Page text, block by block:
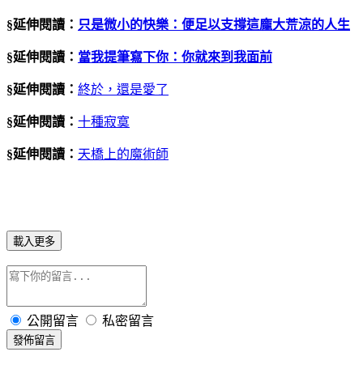
§延伸閱讀： 只是微小的快樂：便足以支撐這龐大荒涼的人生
§延伸閱讀： 當我提筆寫下你：你就來到我面前
§延伸閱讀： 終於，還是愛了
§延伸閱讀： 十種寂寞
§延伸閱讀： 天橋上的魔術師
載入更多
公開留言 私密留言
發佈留言